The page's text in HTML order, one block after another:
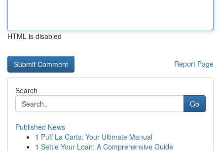
HTML is disabled
Report Page
Search
Go
Published News
1 Puff La Carts: Your Ultimate Manual
1 Settle Your Loan: A Comprehensive Guide